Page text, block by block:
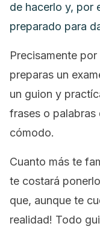
de hacerlo y, por
preparado para
Precisamente
preparas un
un guion y
frases o palabras
cómodo.
Cuanto más te
te costará
que, aunque te
realidad! Todo